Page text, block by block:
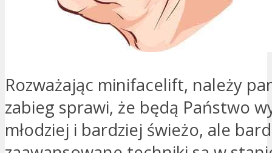
Rozważając minifacelift, należy
zabieg sprawi, że będą Państwo
młodziej i bardziej świeżo, ale